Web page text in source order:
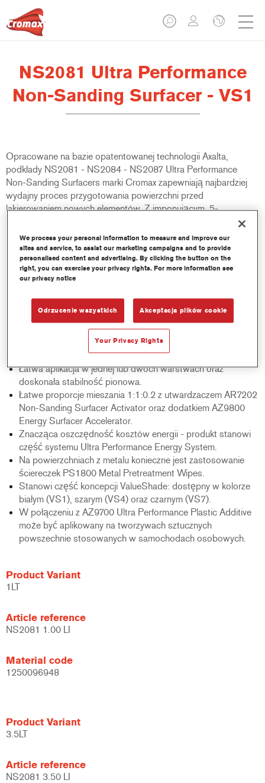
NS2081 Ultra Performance
Non-Sanding Surfacer - VS1
Opracowane na bazie opatentowanej technologii Axalta,
podkłady NS2081 - NS2084 - NS2087 Ultra Performance
Non-Sanding Surfacers marki Cromax zapewniają najbardziej
wydajny proces przygotowania powierzchni przed
lakierowaniem nowych elementów. Z imponującym, 5-
bazowego Cromax Pro lub Cromax Basecoat, jest idealnym
produktem dla warsztatów, które chcą poprawić wydajność
pracy.
Produkt gotowy do daleszej pracy po zaledwie 5 minutach
suszenia na powietrzu, w zależności od warunków
klimatycznych. Suszenie wymuszone nie jest konieczne.
Wysokiej jakości powłoka zapewnia doskonały połysku
warstwy nawierzchniowej.
Łatwa aplikacja w jednej lub dwóch warstwach oraz
doskonała stabilność pionowa.
Łatwe proporcje mieszania 1:1:0.2 z utwardzaczem AR7202
Non-Sanding Surfacer Activator oraz dodatkiem AZ9800
Energy Surfacer Accelerator.
Znacząca oszczędność kosztów energii - produkt stanowi
część systemu Ultra Performance Energy System.
Na powierzchniach z metalu konieczne jest zastosowanie
ściereczek PS1800 Metal Pretreatment Wipes.
Stanowi część koncepcji ValueShade: dostępny w kolorze
białym (VS1), szarym (VS4) oraz czarnym (VS7).
W połączeniu z AZ9700 Ultra Performance Plastic Additive
może być aplikowany na tworzywach sztucznych
powszechnie stosowanych w samochodach osobowych.
Product Variant
1LT
Article reference
NS2081 1.00 LI
Material code
1250096948
Product Variant
3.5LT
Article reference
NS2081 3.50 LI
We process your personal information to measure and improve our
sites and service, to assist our marketing campaigns and to provide
personalised content and advertising. By clicking the button on the
right, you can exercise your privacy rights. For more information see
our privacy notice
Odrzucenie wszystkich Akceptacja plików cookie
Your Privacy Rights